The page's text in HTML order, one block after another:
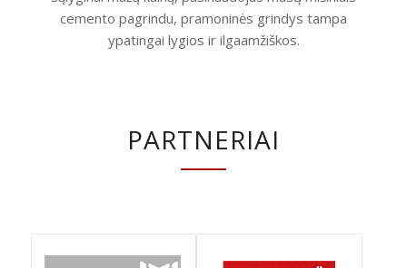
cemento pagrindu, pramoninės grindys tampa
ypatingai lygios ir ilgaamžiškos.
PARTNERIAI